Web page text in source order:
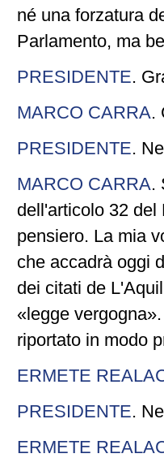
né una forzatura
Parlamento, ma
PRESIDENTE.
MARCO CARRA.
PRESIDENTE.
MARCO CARRA.
dell'articolo 32 del
pensiero. La mia
che accadrà oggi
dei citati de
«legge
riportato in modo
ERMETE
PRESIDENTE.
ERMETE